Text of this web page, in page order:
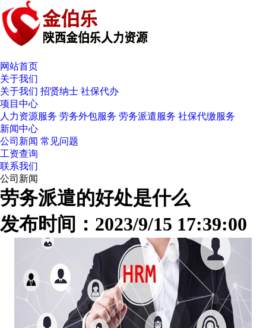
网站首页
关于我们
关于我们 招贤纳士 社保代办
项目中心
人力资源服务 劳务外包服务 劳务派遣服务 社保代缴服务
新闻中心
公司新闻 常见问题
工资查询
联系我们
公司新闻
劳务派遣的好处是什么
发布时间：2023/9/15 17:39:00